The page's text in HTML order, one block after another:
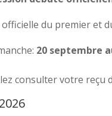
du premier et
20 septembre
consulter votre reçu